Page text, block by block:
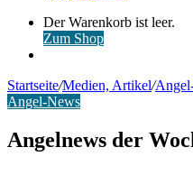
Warenkorb
ansehen
Der Warenkorb ist leer.
Zum Shop
Startseite/Medien, Artikel/
Angel-News
Angelnews der